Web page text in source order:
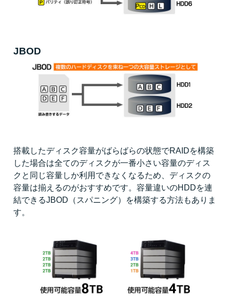
JBOD
搭載したディスク容量がばらばらの状態でRAIDを構築
した場合は全てのディスクが一番小さい容量のディス
クと同じ容量しか利用できなくなるため、ディスクの
容量は揃えるのがおすすめです。容量違いのHDDを連
結できるJBOD（スパニング）を構築する方法もありま
す。